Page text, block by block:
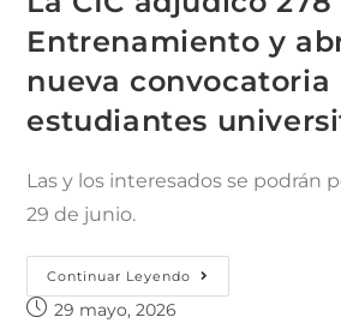
Entrenamiento y
nueva convocatoria
estudiantes
Las y los interesados se podrán
29 de junio.
Continuar Leyendo
29 mayo, 2026